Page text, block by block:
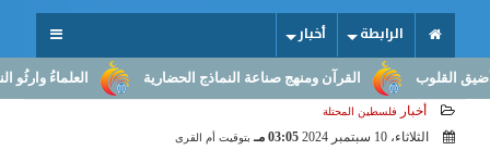
الرابطة أخبار
العلماءُ وارثُو القرآن ومنهج صناعة النماذج الحضارية
أخبار فلسطين المحتلة
الثلاثاء، 10 سبتمبر 2024 03:05 مـ بتوقيت أم القرى